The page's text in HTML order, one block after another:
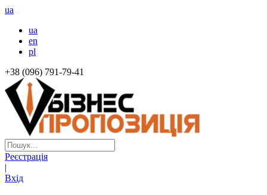
ua
ua
en
pl
+38 (096) 791-79-41
Реєстрація
|
Вхід